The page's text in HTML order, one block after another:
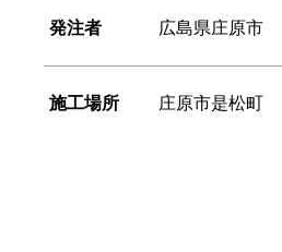
発注者 広島県庄原市
施工場所 庄原市是松町